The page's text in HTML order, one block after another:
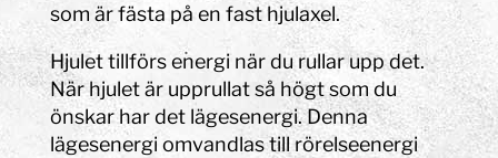
som är fästa på en fast hjulaxel.
Hjulet tillförs energi när du rullar upp det.
När hjulet är upprullat så högt som du
önskar har det lägesenergi. Denna
lägesenergi omvandlas till rörelseenergi